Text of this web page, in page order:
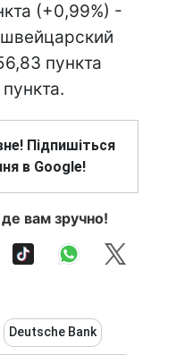
(+0,99%) -
пункта
Підпишіться
в Google!
вам зручно!
Deutsche Bank